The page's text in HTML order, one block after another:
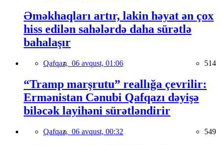
Əməkhaqları artır, lakin həyat ən çox
hiss edilən sahələrdə daha sürətlə
bahalaşır
Qafqaz, 06 avqust, 01:06 514
“Tramp marşrutu” reallığa çevrilir:
Ermənistan Cənubi Qafqazı dəyişə
biləcək layihəni sürətləndirir
Qafqaz, 06 avqust, 00:32 549